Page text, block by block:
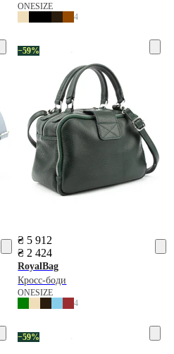
ONESIZE
4
−59%
₴ 5 912
₴ 2 424
RoyalBag
Кросс-боди
ONESIZE
4
−59%